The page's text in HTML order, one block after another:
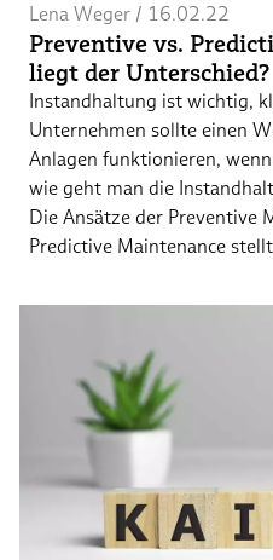
Lena Weger / 16.02.22
Preventive vs.
liegt der Unterschied?
Instandhaltung ist wichtig,
Unternehmen sollte einen
Anlagen funktionieren,
wie geht man die
Die Ansätze der Preventive
Predictive Maintenance